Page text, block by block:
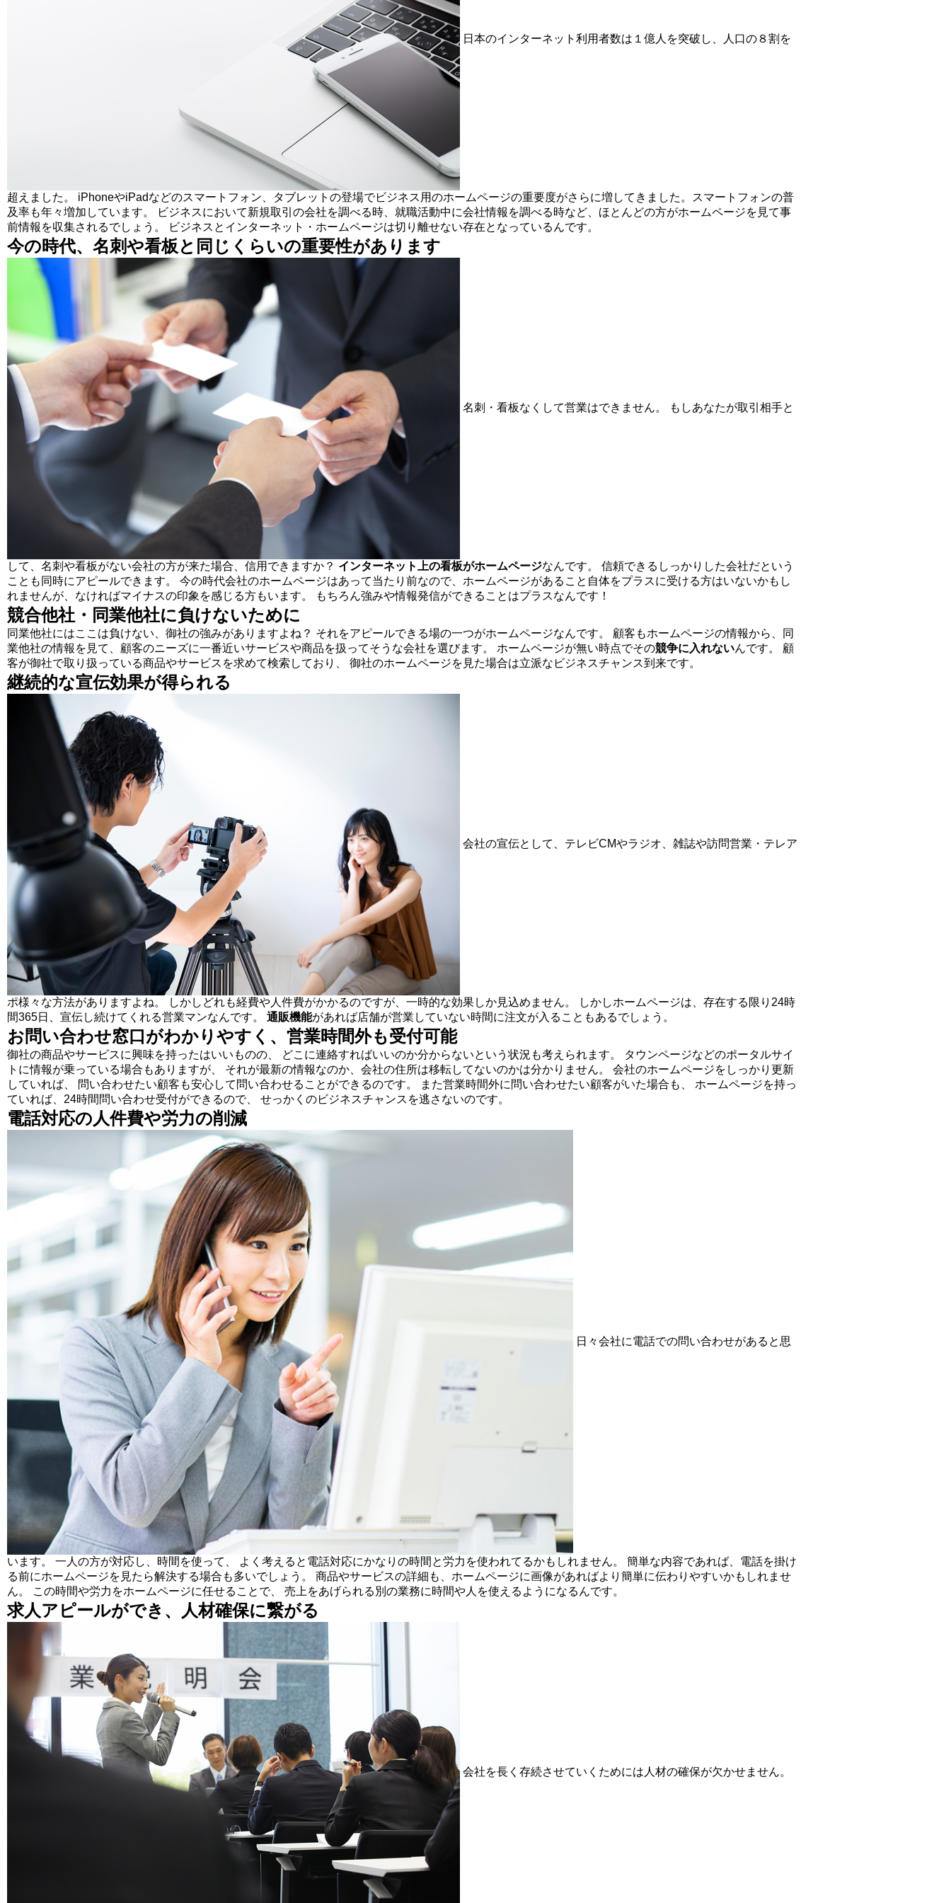
日本のインターネット利用者数は１億人を突破し、人口の８割を
超えました。 iPhoneやiPadなどのスマートフォン、タブレットの登場でビジネス用のホームページの重要度がさらに増してきました。スマートフォンの普
及率も年々増加しています。 ビジネスにおいて新規取引の会社を調べる時、就職活動中に会社情報を調べる時など、ほとんどの方がホームページを見て事
前情報を収集されるでしょう。 ビジネスとインターネット・ホームページは切り離せない存在となっているんです。
今の時代、名刺や看板と同じくらいの重要性があります
名刺・看板なくして営業はできません。 もしあなたが取引相手と
して、名刺や看板がない会社の方が来た場合、信用できますか？ インターネット上の看板がホームページなんです。 信頼できるしっかりした会社だという
ことも同時にアピールできます。 今の時代会社のホームページはあって当たり前なので、ホームページがあること自体をプラスに受ける方はいないかもし
れませんが、なければマイナスの印象を感じる方もいます。 もちろん強みや情報発信ができることはプラスなんです！
競合他社・同業他社に負けないために
同業他社にはここは負けない、御社の強みがありますよね？ それをアピールできる場の一つがホームページなんです。 顧客もホームページの情報から、同
業他社の情報を見て、顧客のニーズに一番近いサービスや商品を扱ってそうな会社を選びます。 ホームページが無い時点でその競争に入れないんです。 顧
客が御社で取り扱っている商品やサービスを求めて検索しており、 御社のホームページを見た場合は立派なビジネスチャンス到来です。
継続的な宣伝効果が得られる
会社の宣伝として、テレビCMやラジオ、雑誌や訪問営業・テレア
ポ様々な方法がありますよね。 しかしどれも経費や人件費がかかるのですが、一時的な効果しか見込めません。 しかしホームページは、存在する限り24時
間365日、宣伝し続けてくれる営業マンなんです。 通販機能があれば店舗が営業していない時間に注文が入ることもあるでしょう。
お問い合わせ窓口がわかりやすく、営業時間外も受付可能
御社の商品やサービスに興味を持ったはいいものの、 どこに連絡すればいいのか分からないという状況も考えられます。 タウンページなどのポータルサイ
トに情報が乗っている場合もありますが、 それが最新の情報なのか、会社の住所は移転してないのかは分かりません。 会社のホームページをしっかり更新
していれば、 問い合わせたい顧客も安心して問い合わせることができるのです。 また営業時間外に問い合わせたい顧客がいた場合も、 ホームページを持っ
ていれば、24時間問い合わせ受付ができるので、 せっかくのビジネスチャンスを逃さないのです。
電話対応の人件費や労力の削減
日々会社に電話での問い合わせがあると思
います。 一人の方が対応し、時間を使って、 よく考えると電話対応にかなりの時間と労力を使われてるかもしれません。 簡単な内容であれば、電話を掛け
る前にホームページを見たら解決する場合も多いでしょう。 商品やサービスの詳細も、ホームページに画像があればより簡単に伝わりやすいかもしれませ
ん。 この時間や労力をホームページに任せることで、 売上をあげられる別の業務に時間や人を使えるようになるんです。
求人アピールができ、人材確保に繋がる
会社を長く存続させていくためには人材の確保が欠かせません。